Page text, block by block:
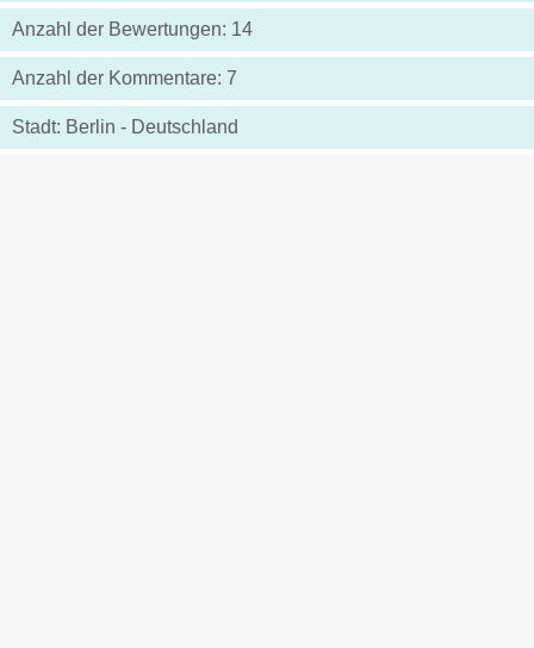
Anzahl der Bewertungen: 14
Anzahl der Kommentare: 7
Stadt: Berlin - Deutschland